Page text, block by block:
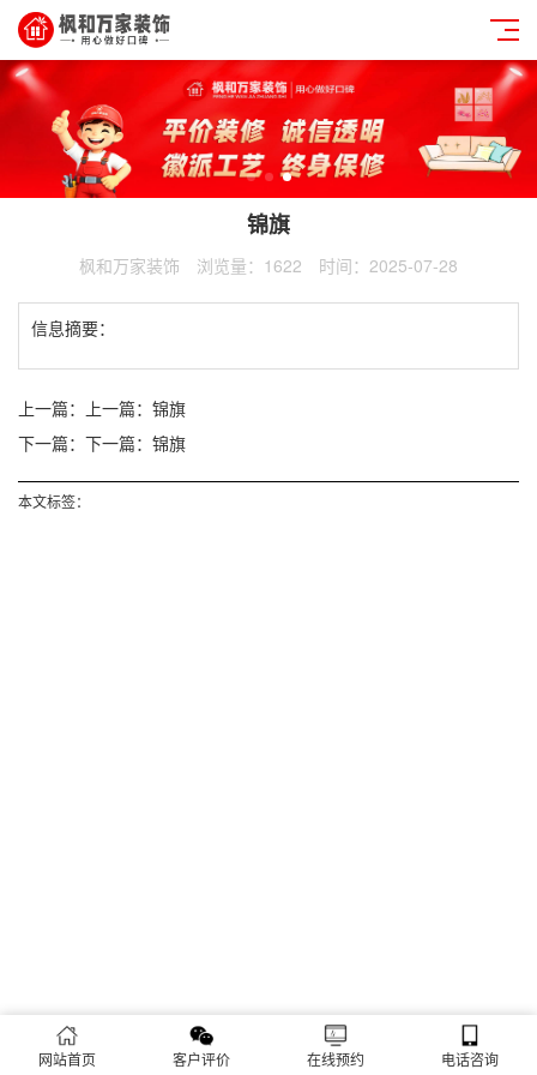
锦旗
枫和万家装饰 浏览量：1622 时间：2025-07-28
信息摘要：
上一篇：
上一篇：锦旗
下一篇： 下一篇：锦旗
本文标签：
网站首页 客户评价 在线预约 电话咨询